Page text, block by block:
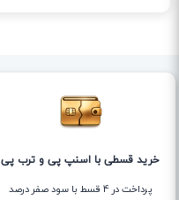
خرید قسطی با اسنپ پی و ترب پی
پرداخت در 4 قسط با سود صفر درصد